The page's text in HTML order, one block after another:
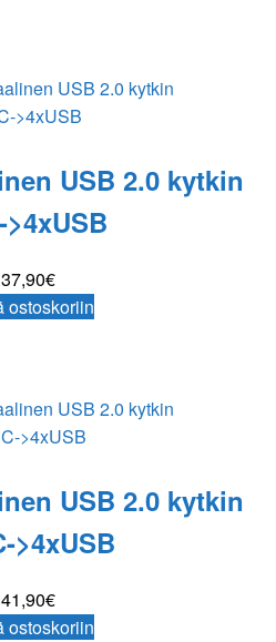
USB 2.0 kytkin
>4xUSB
37,90€
ostoskoriin
USB 2.0 kytkin
>4xUSB
41,90€
ostoskoriin